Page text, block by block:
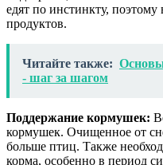
едят по инстинкту, поэтому
продуктов.
Читайте также:
- шаг за шагом
Поддержание кормушек:
кормушек. Очищенное от
больше птиц. Также
корма, особенно в период